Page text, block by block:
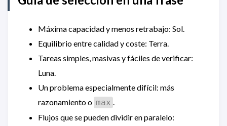
Máxima capacidad y menos retrabajo: Sol.
Equilibrio entre calidad y coste: Terra.
Tareas simples, masivas y fáciles de verificar:
Luna.
Un problema especialmente difícil: más
razonamiento o max
Flujos que se pueden dividir en paralelo: